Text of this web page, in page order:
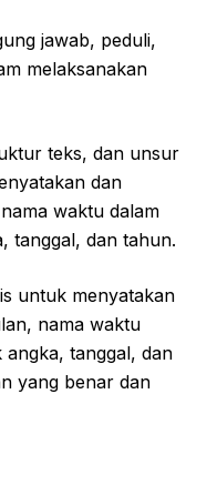
jawab, peduli,
melaksanakan
teks, dan unsur
dan
waktu dalam
tanggal, dan tahun.
untuk menyatakan
nama waktu
tanggal, dan
yang benar dan